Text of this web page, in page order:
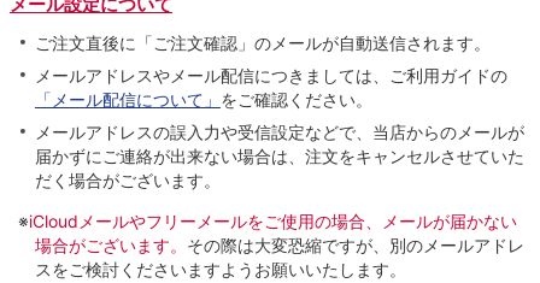
ご注文直後に「ご注文確認」のメールが自動送信されます。
メールアドレスやメール配信につきましては、ご利用ガイドの
「メール配信について」 をご確認ください。
メールアドレスの誤入力や受信設定などで、当店からのメールが
届かずにご連絡が出来ない場合は、注文をキャンセルさせていた
だく場合がございます。
※iCloudメールやフリーメールをご使用の場合、メールが届かない
場合がございます。 その際は大変恐縮ですが、別のメールアドレ
スをご検討くださいますようお願いいたします。